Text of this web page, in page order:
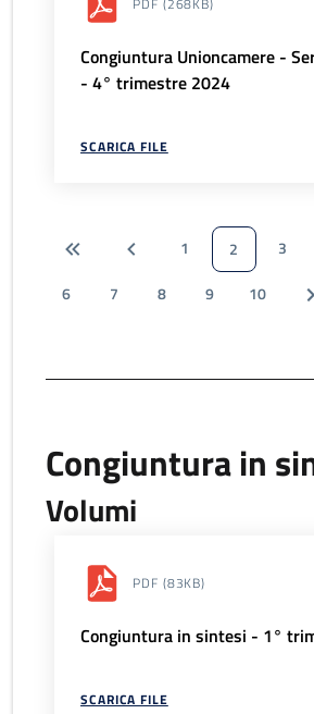
Congiuntura Unioncamere -
- 4° trimestre 2024
SCARICA FILE
1 2 3
6
7 8 9 10
Congiuntura in
Volumi
PDF (83KB)
Congiuntura in sintesi - 1°
SCARICA FILE